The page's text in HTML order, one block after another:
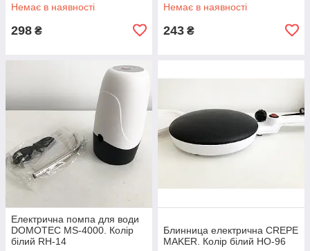
Немає в наявності
298 ₴
Немає в наявності
243 ₴
Електрична помпа для води
DOMOTEC MS-4000. Колір
білий RH-14
Блинница електрична CREPE
MAKER. Колір білий HO-96